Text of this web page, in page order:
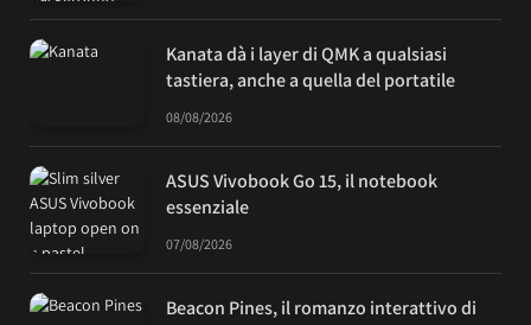
Kanata dà i layer di QMK a qualsiasi
tastiera, anche a quella del portatile
08/08/2026
ASUS Vivobook Go 15, il notebook
essenziale
07/08/2026
Beacon Pines, il romanzo interattivo di